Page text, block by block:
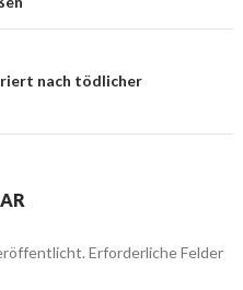
nach tödlicher
Erforderliche Felder